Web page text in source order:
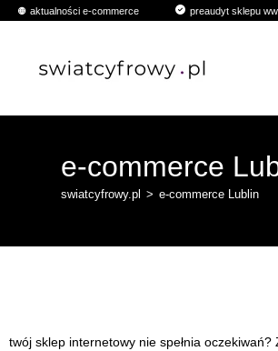
treści
aktualności e-commerce preaudyt sklepu
e-commerce
swiatcyfrowy.pl > e-commerce Lublin
twój sklep internetowy nie spełnia